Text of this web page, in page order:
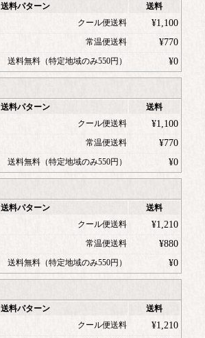
送料パターン
送料
クール便送料
¥1,100
常温便送料 ¥770
送料無料（特定地域のみ550円） ¥0
送料パターン
送料
クール便送料
¥1,100
常温便送料 ¥770
送料無料（特定地域のみ550円） ¥0
送料パターン
送料
クール便送料
¥1,210
常温便送料 ¥880
送料無料（特定地域のみ550円） ¥0
送料パターン
送料
クール便送料
¥1,210